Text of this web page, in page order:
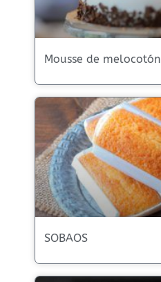
Mousse de melocotón
SOBAOS